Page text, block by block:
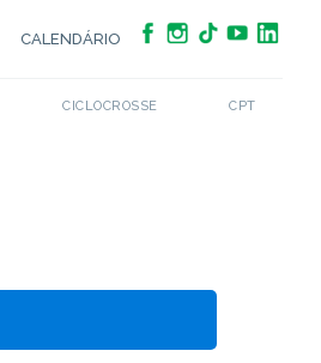
CALENDÁRIO
CICLOCROSSE CPT